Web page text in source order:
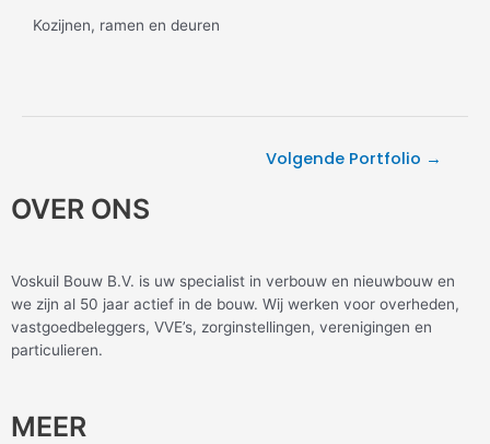
Kozijnen, ramen en deuren
Volgende Portfolio →
OVER ONS
Voskuil Bouw B.V. is uw specialist in verbouw en nieuwbouw en
we zijn al 50 jaar actief in de bouw. Wij werken voor overheden,
vastgoedbeleggers, VVE’s, zorginstellingen, verenigingen en
particulieren.
MEER